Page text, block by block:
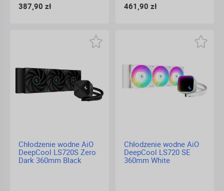
387,90 zł 461,90 zł
Chłodzenie wodne AiO
DeepCool LS720S Zero
Dark 360mm Black
Chłodzenie wodne AiO
DeepCool LS720 SE
360mm White